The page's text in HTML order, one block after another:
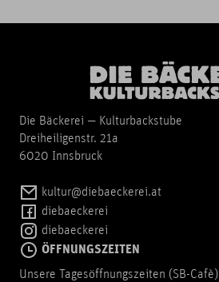
Die Bäckerei — Kulturbackstube
Dreiheiligenstr. 21a
6020 Innsbruck
kultur@diebaeckerei.at
diebaeckerei
diebaeckerei
ÖFFNUNGSZEITEN
Unsere Tagesöffnungszeiten (SB-Cafè)